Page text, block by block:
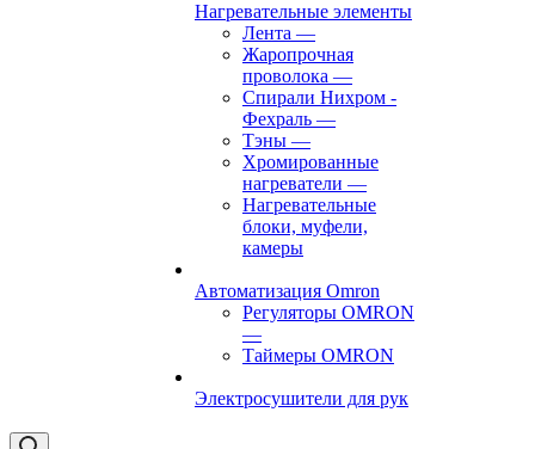
Нагревательные элементы
Лента —
Жаропрочная
проволока —
Спирали Нихром -
Фехраль —
Тэны —
Хромированные
нагреватели —
Нагревательные
блоки, муфели,
камеры
Автоматизация Omron
Регуляторы OMRON
—
Таймеры OMRON
Электросушители для рук